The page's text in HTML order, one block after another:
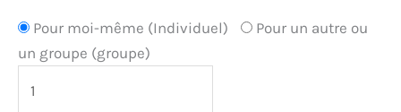
Pour moi-même (Individuel)
Pour un autre ou
un groupe (groupe)
de